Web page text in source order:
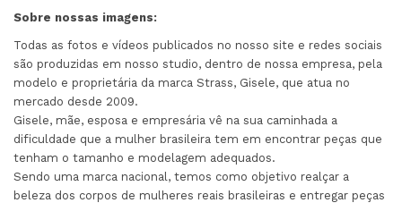
Sobre nossas imagens:
Todas as fotos e vídeos publicados no nosso site e redes sociais
são produzidas em nosso studio, dentro de nossa empresa, pela
modelo e proprietária da marca Strass, Gisele, que atua no
mercado desde 2009.
Gisele, mãe, esposa e empresária vê na sua caminhada a
dificuldade que a mulher brasileira tem em encontrar peças que
tenham o tamanho e modelagem adequados.
Sendo uma marca nacional, temos como objetivo realçar a
beleza dos corpos de mulheres reais brasileiras e entregar peças